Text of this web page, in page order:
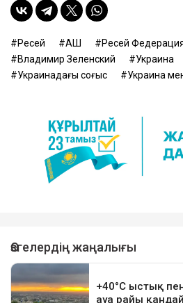
Ресей АҚШ
Ресей
Владимир Зеленский
Украина
Украинадағы соғыс
Украина